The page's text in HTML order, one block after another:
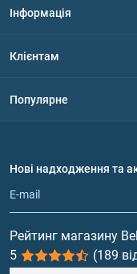
Інформація
Політика
Обмін та повернення
Клієнтам
Популярне
Протеїн
Гейнери
Вітаміни та мінерали
Риб'ячий жир, жирні
Нові надходження та
Рейтинг магазину
5
(189